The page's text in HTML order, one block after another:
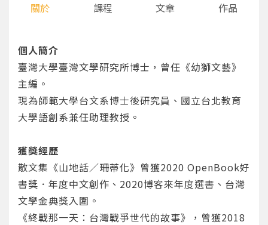
關於 課程 文章 作品
個人簡介
臺灣大學臺灣文學研究所博士，曾任《幼獅文藝》
主編。
現為師範大學台文系博士後研究員、國立台北教育
大學語創系兼任助理教授。
獲獎經歷
散文集《山地話／珊蒂化》曾獲2020 OpenBook好
書獎．年度中文創作、2020博客來年度選書、台灣
文學金典獎入圍。
《終戰那一天：台灣戰爭世代的故事》，曾獲2018